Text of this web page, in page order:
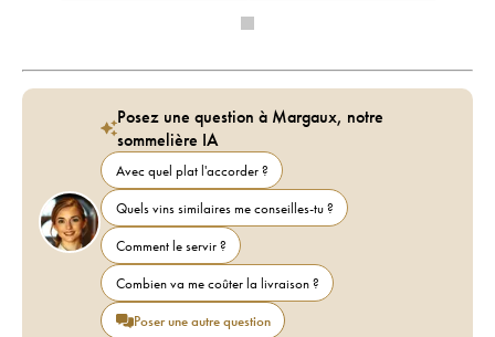
Posez une question à Margaux, notre
sommelière IA
Avec quel plat l'accorder ?
Quels vins similaires me conseilles-tu ?
Comment le servir ?
Combien va me coûter la livraison ?
Poser une autre question